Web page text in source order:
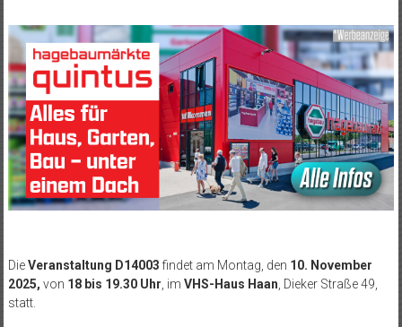
DieVeranstaltung D14003 findet am Montag, den 10. November
2025, von 18 bis 19.30 Uhr, im VHS-Haus Haan, Dieker Straße 49,
statt.